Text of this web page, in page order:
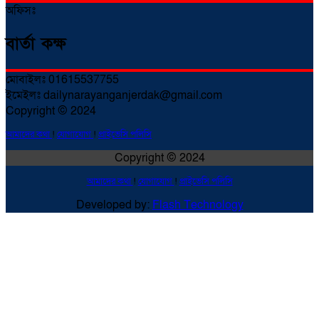
অফিসঃ
বার্তা কক্ষ
মোবাইলঃ 01615537755
ইমেইলঃ dailynarayanganjerdak@gmail.com
Copyright © 2024
আমাদের কথা! যোগাযোগ ! প্রাইভেসি পলিসি
Copyright © 2024
আমাদের কথা! যোগাযোগ ! প্রাইভেসি পলিসি
Developed by: Flash Technology